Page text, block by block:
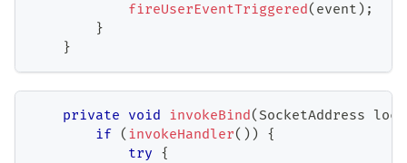
fireUserEventTriggered( event ) ;
}
}
private void invokeBind( SocketAddress
if ( invokeHandler( ) ) {
try {